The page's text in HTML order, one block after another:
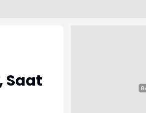
Saat